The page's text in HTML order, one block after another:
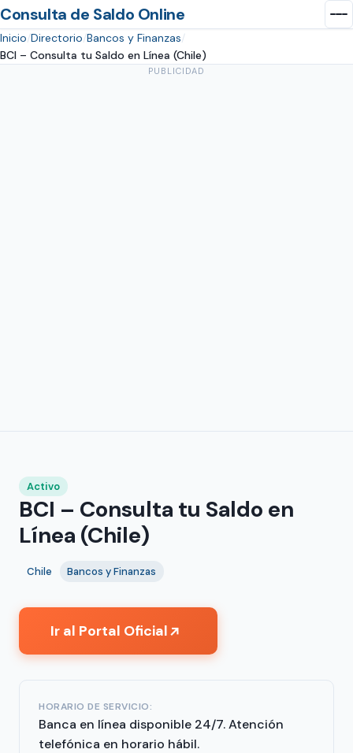
Consulta de Saldo Online
Inicio Directorio Bancos y Finanzas
BCI – Consulta tu Saldo en Línea (Chile)
PUBLICIDAD
Activo
BCI – Consulta tu Saldo en
Línea (Chile)
Chile Bancos y Finanzas
Ir al Portal Oficial↗
HORARIO DE SERVICIO:
Banca en línea disponible 24/7. Atención
telefónica en horario hábil.